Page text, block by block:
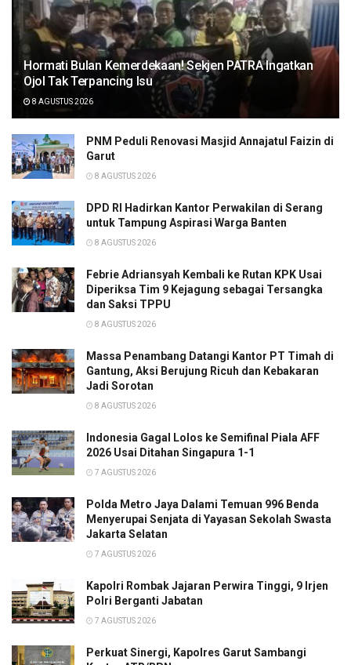
Hormati Bulan Kemerdekaan! Sekjen PATRA Ingatkan
Ojol Tak Terpancing Isu
8 AGUSTUS 2026
PNM Peduli Renovasi Masjid Annajatul Faizin di
Garut
8 AGUSTUS 2026
DPD RI Hadirkan Kantor Perwakilan di Serang
untuk Tampung Aspirasi Warga Banten
8 AGUSTUS 2026
Febrie Adriansyah Kembali ke Rutan KPK Usai
Diperiksa Tim 9 Kejagung sebagai Tersangka
dan Saksi TPPU
8 AGUSTUS 2026
Massa Penambang Datangi Kantor PT Timah di
Gantung, Aksi Berujung Ricuh dan Kebakaran
Jadi Sorotan
8 AGUSTUS 2026
Indonesia Gagal Lolos ke Semifinal Piala AFF
2026 Usai Ditahan Singapura 1-1
7 AGUSTUS 2026
Polda Metro Jaya Dalami Temuan 996 Benda
Menyerupai Senjata di Yayasan Sekolah Swasta
Jakarta Selatan
7 AGUSTUS 2026
Kapolri Rombak Jajaran Perwira Tinggi, 9 Irjen
Polri Berganti Jabatan
7 AGUSTUS 2026
Perkuat Sinergi, Kapolres Garut Sambangi